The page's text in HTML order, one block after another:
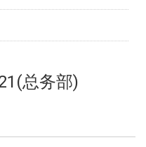
总务部)